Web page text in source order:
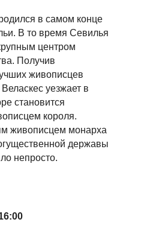
в самом конце
В то время Севилья
центром
Получив
живописцев
уезжает в
становится
короля.
живописцем монарха
державы
непросто.